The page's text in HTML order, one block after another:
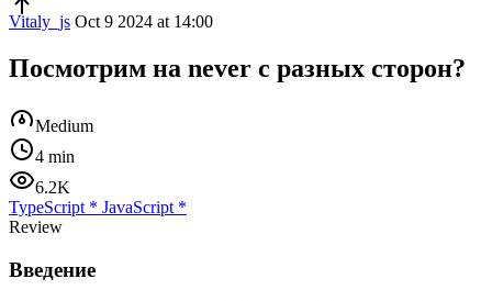
Vitaly_js Oct 9 2024 at 14:00
Посмотрим на never с разных сторон?
Medium
4 min
6.2K
TypeScript * JavaScript *
Review
Введение